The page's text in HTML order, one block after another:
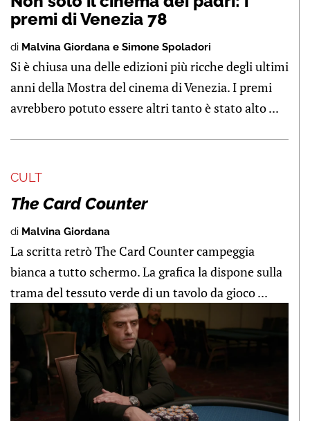
premi di Venezia 78
di Malvina Giordana e Simone Spoladori
Si è chiusa una delle edizioni più ricche degli ultimi
anni della Mostra del cinema di Venezia. I premi
avrebbero potuto essere altri tanto è stato alto ...
CULT
The Card Counter
di Malvina Giordana
La scritta retrò The Card Counter campeggia
bianca a tutto schermo. La grafica la dispone sulla
trama del tessuto verde di un tavolo da gioco ...